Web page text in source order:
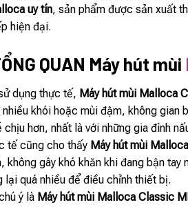
uy tín, sản phẩm được sản xuất
hiện đại.
QUAN Máy hút mùi
dụng thực tế, Máy hút mùi Malloca
khói hoặc mùi đậm, không gian
hơn, nhất là với những gia đình
tế cũng cho thấy Máy hút mùi
không gây khó khăn khi đang bận
lại quá nhiều để điều chỉnh thiết bị.
ý là Máy hút mùi Malloca Classic